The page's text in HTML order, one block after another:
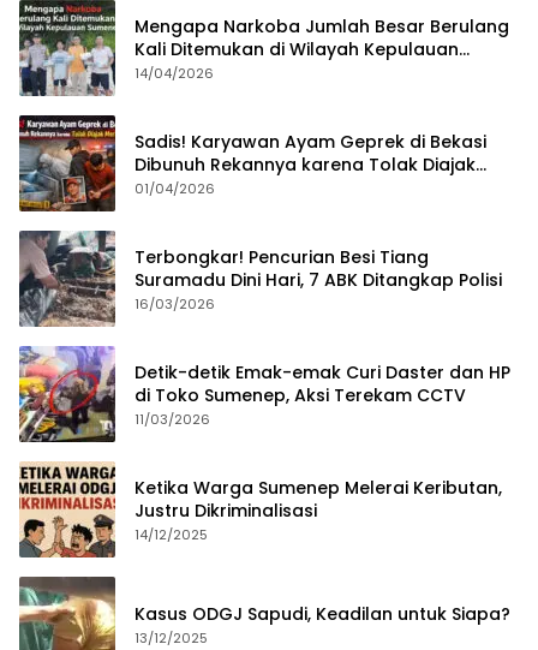
Mengapa Narkoba Jumlah Besar Berulang
Kali Ditemukan di Wilayah Kepulauan
Sumenep?
14/04/2026
Sadis! Karyawan Ayam Geprek di Bekasi
Dibunuh Rekannya karena Tolak Diajak
Merampok Majikan
01/04/2026
Terbongkar! Pencurian Besi Tiang
Suramadu Dini Hari, 7 ABK Ditangkap Polisi
16/03/2026
Detik-detik Emak-emak Curi Daster dan HP
di Toko Sumenep, Aksi Terekam CCTV
11/03/2026
Ketika Warga Sumenep Melerai Keributan,
Justru Dikriminalisasi
14/12/2025
Kasus ODGJ Sapudi, Keadilan untuk Siapa?
13/12/2025